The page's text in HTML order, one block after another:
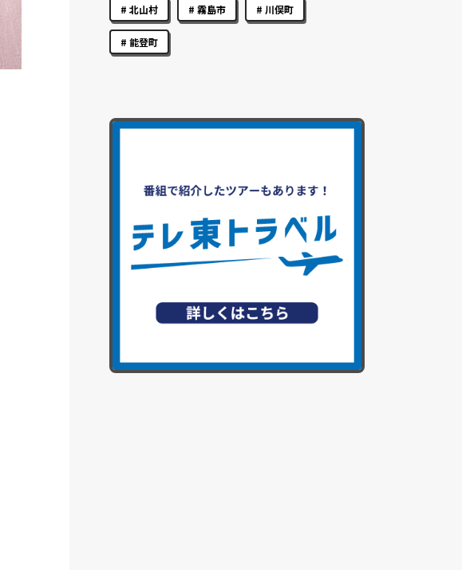
北山村 霧島市 川俣町
能登町